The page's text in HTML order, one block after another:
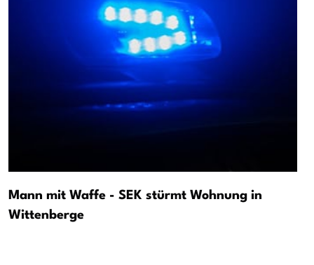
Mann mit Waffe - SEK stürmt Wohnung in
Wittenberge